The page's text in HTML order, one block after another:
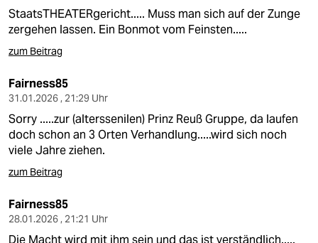
StaatsTHEATERgericht..... Muss man sich auf der Zunge
zergehen lassen. Ein Bonmot vom Feinsten.....
zum Beitrag
Fairness85
31.01.2026 , 21:29 Uhr
Sorry .....zur (alterssenilen) Prinz Reuß Gruppe, da laufen
doch schon an 3 Orten Verhandlung.....wird sich noch
viele Jahre ziehen.
zum Beitrag
Fairness85
28.01.2026 , 21:21 Uhr
Die Macht wird mit ihm sein und das ist verständlich.....